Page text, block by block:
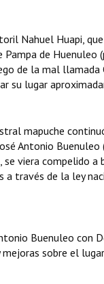
Nahuel Huapi,
de
de la mal llamada
su lugar
mapuche
Antonio Buenuleo
se viera compelido
a través de la ley
Buenuleo con
sobre el